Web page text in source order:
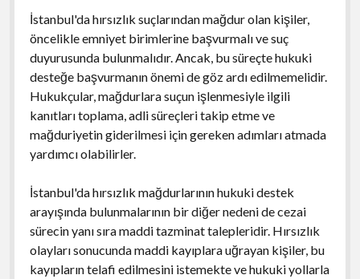
İstanbul'da hırsızlık suçlarından mağdur olan kişiler,
öncelikle emniyet birimlerine başvurmalı ve suç
duyurusunda bulunmalıdır. Ancak, bu süreçte hukuki
desteğe başvurmanın önemi de göz ardı edilmemelidir.
Hukukçular, mağdurlara suçun işlenmesiyle ilgili
kanıtları toplama, adli süreçleri takip etme ve
mağduriyetin giderilmesi için gereken adımları atmada
yardımcı olabilirler.
İstanbul'da hırsızlık mağdurlarının hukuki destek
arayışında bulunmalarının bir diğer nedeni de cezai
sürecin yanı sıra maddi tazminat talepleridir. Hırsızlık
olayları sonucunda maddi kayıplara uğrayan kişiler, bu
kayıpların telafi edilmesini istemekte ve hukuki yollarla